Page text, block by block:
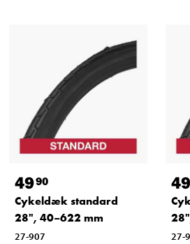
4990
Cykeldæk standard
28", 40–622 mm
27-907
49
27-